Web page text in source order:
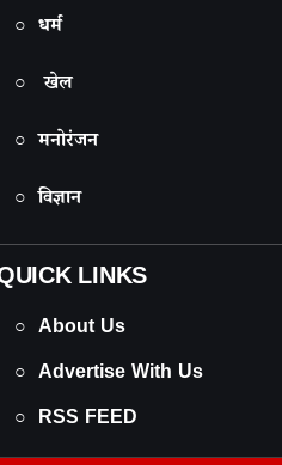
○ धर्म
○ खेल
○ मनोरंजन
○ विज्ञान
LINKS
○ About Us
○ Advertise With Us
○ RSS FEED